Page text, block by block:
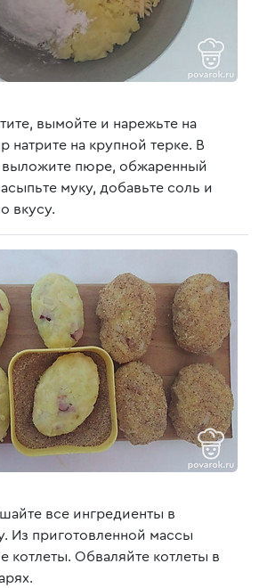
вымойте и нарежьте на
натрите на крупной терке. В
выложите пюре, обжаренный
муку, добавьте соль и
вкусу.
все ингредиенты в
Из приготовленной массы
котлеты. Обваляйте котлеты в